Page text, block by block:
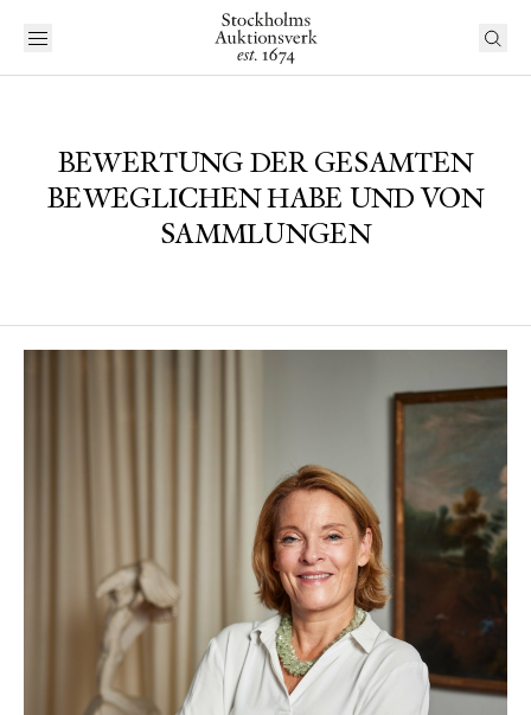
BEWERTUNG DER GESAMTEN
BEWEGLICHEN HABE UND VON
SAMMLUNGEN